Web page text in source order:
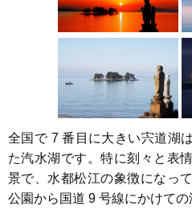
全国で 7 番目に大きい宍道湖
た汽水湖です。特に刻々と表
景で、水都松江の象徴になっ
公園から国道 9 号線にかけての